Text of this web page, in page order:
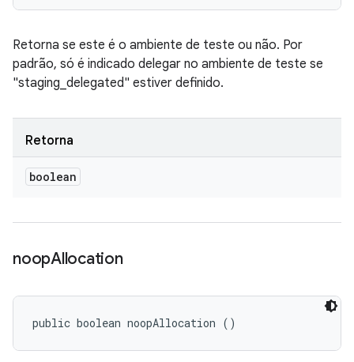
Retorna se este é o ambiente de teste ou não. Por
padrão, só é indicado delegar no ambiente de teste se
"staging_delegated" estiver definido.
Retorna
boolean
noopAllocation
public boolean noopAllocation ()